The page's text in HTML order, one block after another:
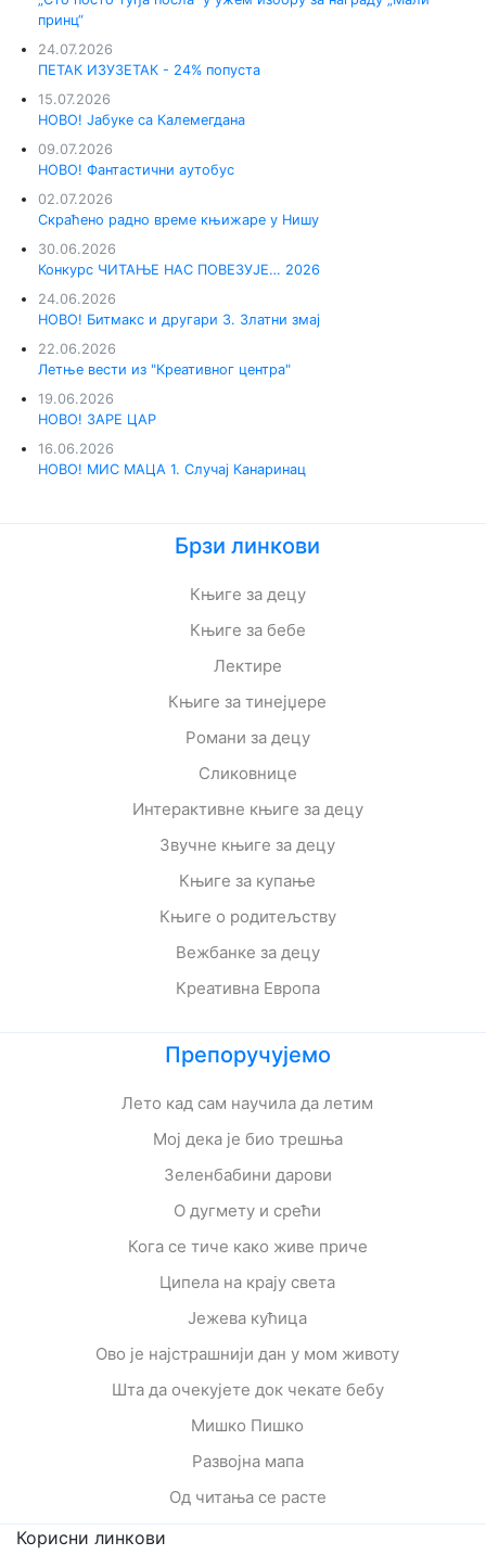
принц“
24.07.2026
ПЕТАК ИЗУЗЕТАК - 24% попуста
15.07.2026
НОВО! Јабуке са Калемегдана
09.07.2026
НОВО! Фантастични аутобус
02.07.2026
Скраћено радно време књижаре у Нишу
30.06.2026
Конкурс ЧИТАЊЕ НАС ПОВЕЗУЈЕ… 2026
24.06.2026
НОВО! Битмакс и другари 3. Златни змај
22.06.2026
Летње вести из "Креативног центра"
19.06.2026
НОВО! ЗАРЕ ЦАР
16.06.2026
НОВО! МИС МАЦА 1. Случај Канаринац
Брзи линкови
Књиге за децу
Књиге за бебе
Лектире
Књиге за тинејџере
Романи за децу
Сликовнице
Интерактивне књиге за децу
Звучне књиге за децу
Књиге за купање
Књиге о родитељству
Вежбанке за децу
Креативна Европа
Препоручујемо
Лето кад сам научила да летим
Мој дека је био трешња
Зеленбабини дарови
О дугмету и срећи
Кога се тиче како живе приче
Ципела на крају света
Јежева кућица
Ово је најстрашнији дан у мом животу
Шта да очекујете док чекате бебу
Мишко Пишко
Развојна мапа
Од читања се расте
Корисни линкови